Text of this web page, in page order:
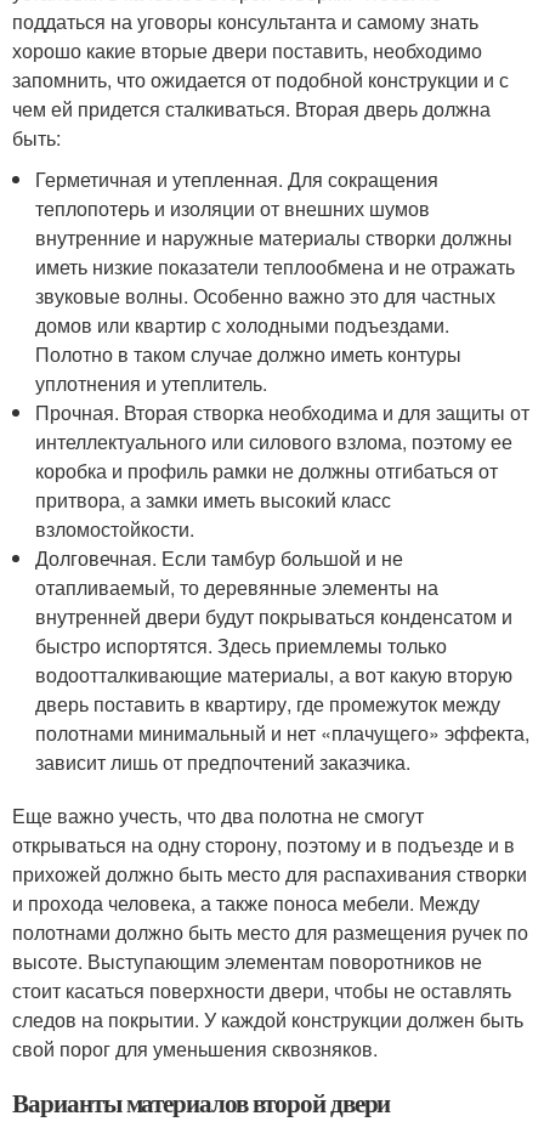
поддаться на уговоры консультанта и самому знать
хорошо какие вторые двери поставить, необходимо
запомнить, что ожидается от подобной конструкции и с
чем ей придется сталкиваться. Вторая дверь должна
быть:
Герметичная и утепленная. Для сокращения
теплопотерь и изоляции от внешних шумов
внутренние и наружные материалы створки должны
иметь низкие показатели теплообмена и не отражать
звуковые волны. Особенно важно это для частных
домов или квартир с холодными подъездами.
Полотно в таком случае должно иметь контуры
уплотнения и утеплитель.
Прочная. Вторая створка необходима и для защиты от
интеллектуального или силового взлома, поэтому ее
коробка и профиль рамки не должны отгибаться от
притвора, а замки иметь высокий класс
взломостойкости.
Долговечная. Если тамбур большой и не
отапливаемый, то деревянные элементы на
внутренней двери будут покрываться конденсатом и
быстро испортятся. Здесь приемлемы только
водоотталкивающие материалы, а вот какую вторую
дверь поставить в квартиру, где промежуток между
полотнами минимальный и нет «плачущего» эффекта,
зависит лишь от предпочтений заказчика.
Еще важно учесть, что два полотна не смогут
открываться на одну сторону, поэтому и в подъезде и в
прихожей должно быть место для распахивания створки
и прохода человека, а также поноса мебели. Между
полотнами должно быть место для размещения ручек по
высоте. Выступающим элементам поворотников не
стоит касаться поверхности двери, чтобы не оставлять
следов на покрытии. У каждой конструкции должен быть
свой порог для уменьшения сквозняков.
Варианты материалов второй двери